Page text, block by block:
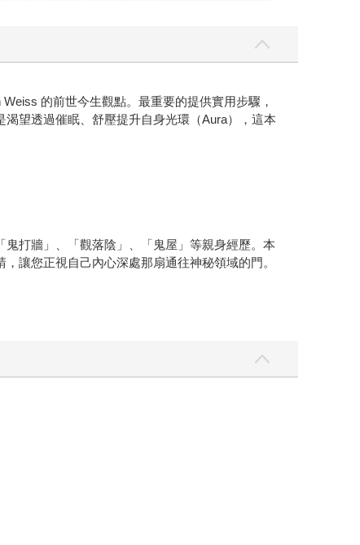
的前世今生觀點。最重要的提供實用步驟，
望透過催眠、舒壓提升自身光環（Aura），這本
打牆」、「觀落陰」、「鬼屋」等親身經歷。本
讓您正視自己內心深處那扇通往神秘領域的門。